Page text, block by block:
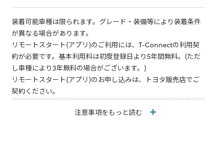
【保証】
トヨタ純正用品のため、3年間6万km保証が付帯されます。
装着可能車種は限られます。グレード・装備等により装着条件
が異なる場合があります。
リモートスタート(アプリ)のご利用には、T-Connectの利用契
約が必要です。基本利用料は初度登録日より5年間無料。(ただ
し車種により3年無料の場合がございます。)
リモートスタート(アプリ)のお申し込みは、トヨタ販売店でご
契約ください。
WEBサイト内掲示のApple および Apple ロゴは米国その他の国
で登録された Apple Inc. の商標です。 App Store は Apple Inc.
注意事項をもっと読む